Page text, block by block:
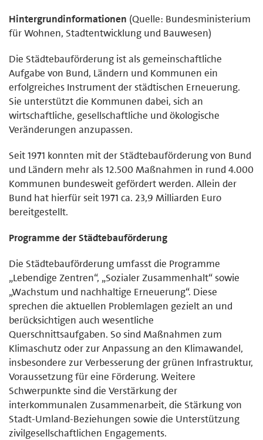
Hintergrundinformationen (Quelle: Bundesministerium
für Wohnen, Stadtentwicklung und Bauwesen)
Die Städtebauförderung ist als gemeinschaftliche
Aufgabe von Bund, Ländern und Kommunen ein
erfolgreiches Instrument der städtischen Erneuerung.
Sie unterstützt die Kommunen dabei, sich an
wirtschaftliche, gesellschaftliche und ökologische
Veränderungen anzupassen.
Seit 1971 konnten mit der Städtebauförderung von Bund
und Ländern mehr als 12.500 Maßnahmen in rund 4.000
Kommunen bundesweit gefördert werden. Allein der
Bund hat hierfür seit 1971 ca. 23,9 Milliarden Euro
bereitgestellt.
Programme der Städtebauförderung
Die Städtebauförderung umfasst die Programme
„Lebendige Zentren“, „Sozialer Zusammenhalt“ sowie
„Wachstum und nachhaltige Erneuerung“. Diese
sprechen die aktuellen Problemlagen gezielt an und
berücksichtigen auch wesentliche
Querschnittsaufgaben. So sind Maßnahmen zum
Klimaschutz oder zur Anpassung an den Klimawandel,
insbesondere zur Verbesserung der grünen Infrastruktur,
Voraussetzung für eine Förderung. Weitere
Schwerpunkte sind die Verstärkung der
interkommunalen Zusammenarbeit, die Stärkung von
Stadt-Umland-Beziehungen sowie die Unterstützung
zivilgesellschaftlichen Engagements.